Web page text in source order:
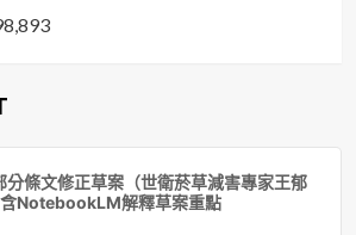
條文修正草案（世衛菸草減害專家王郁
NotebookLM解釋草案重點